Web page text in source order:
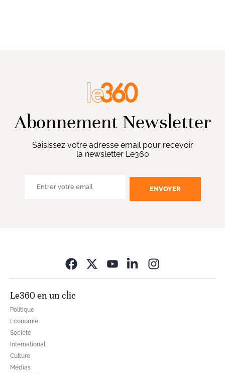
Abonnement Newsletter
Saisissez votre adresse email pour recevoir
la newsletter Le360
ENVOYER
Le360 en un clic
Politique
Economie
Société
International
Culture
Médias